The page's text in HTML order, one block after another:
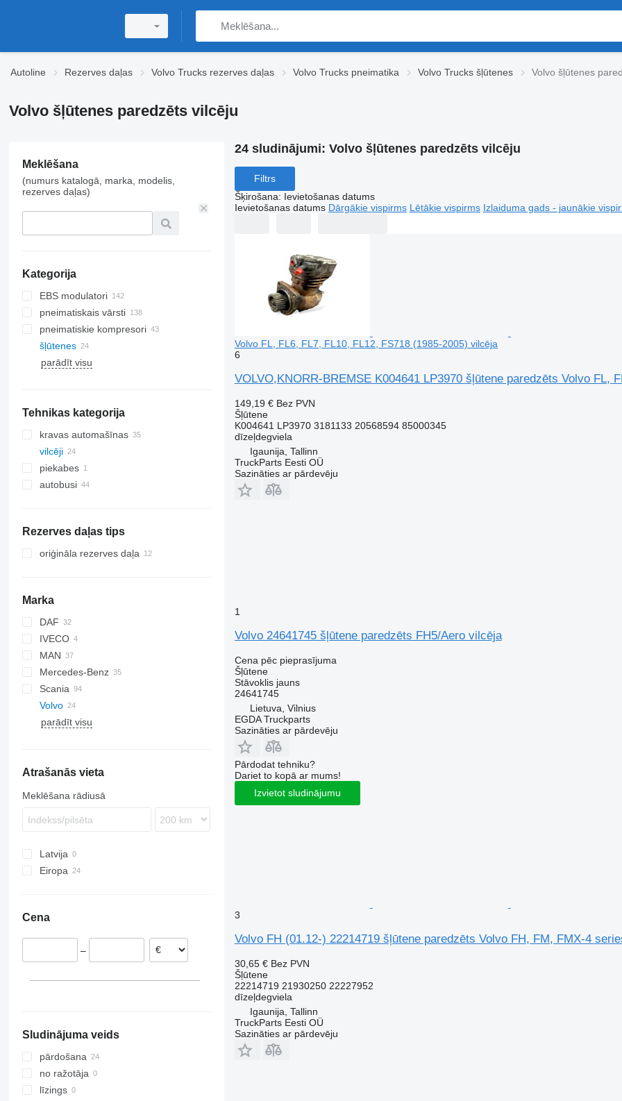
Autoline Rezerves daļas Volvo Trucks rezerves daļas Volvo Trucks pneimatika Volvo Trucks šļūtenes Volvo šļūtenes
Volvo šļūtenes paredzēts vilcēju
Meklēšana
(numurs katalogā, marka, modelis,
rezerves daļas)
Kategorija
EBS modulatori
pneimatiskais vārsti
pneimatiskie kompresori
šļūtenes
parādīt visu
Tehnikas kategorija
kravas automašīnas
vilcēji
piekabes
autobusi
Rezerves daļas tips
oriģināla rezerves daļa
Marka
DAF
CF
XF
IVECO
Stralis
Trakker
MAN
TGA
TGL
TGM
TGS
Mercedes-Benz
Actros
Antos
Arocs
Magnum
Scania
G-series
P-series
Volvo
FH
FH16
FL7
FL12
FM7
FMX
parādīt visu
Atrašanās vieta
Meklēšana rādiusā
Latvija
Eiropa
Cena
–
Sludinājuma veids
pārdošana
no ražotāja
līzings
24 sludinājumi: Volvo šļūtenes paredzēts vilcēju
Filtrs
Šķirošana: Ievietošanas datums
Ievietošanas datums Dārgākie vispirms Lētākie vispirms Izlaiduma gads - jaunākie
Volvo FL, FL6, FL7, FL10, FL12, FS718 (1985-2005) vilcēja
6
VOLVO,KNORR-BREMSE K004641 LP3970 šļūtene paredzēts Volvo FL,
149,19 € Bez PVN
Šļūtene
K004641 LP3970 3181133 20568594 85000345
dīzeļdegviela
Igaunija, Tallinn
TruckParts Eesti OÜ
Sazināties ar pārdevēju
1
Volvo 24641745 šļūtene paredzēts FH5/Aero vilcēja
Cena pēc pieprasījuma
Šļūtene
Stāvoklisjauns
24641745
Lietuva, Vilnius
EGDA Truckparts
Sazināties ar pārdevēju
Pārdodat tehniku?
Dariet to kopā ar mums!
Izvietot sludinājumu
3
Volvo FH (01.12-) 22214719 šļūtene paredzēts Volvo FH, FM, FMX-4
30,65 € Bez PVN
Šļūtene
22214719 21930250 22227952
dīzeļdegviela
Igaunija, Tallinn
TruckParts Eesti OÜ
Sazināties ar pārdevēju